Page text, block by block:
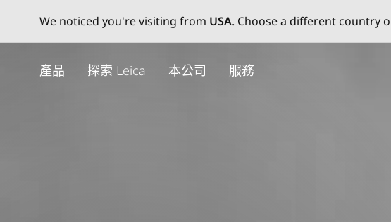
We noticed you're visiting from USA. Choose a different country
產品 探索 Leica 本公司 服務